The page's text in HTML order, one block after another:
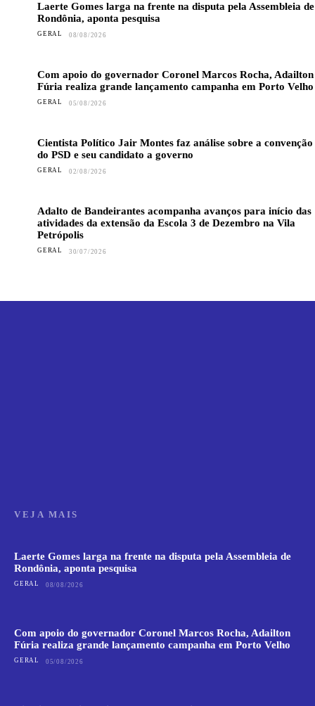
Laerte Gomes larga na frente na disputa pela Assembleia de
Rondônia, aponta pesquisa
GERAL 08/08/2026
Com apoio do governador Coronel Marcos Rocha, Adailton
Fúria realiza grande lançamento campanha em Porto Velho
GERAL 05/08/2026
Cientista Político Jair Montes faz análise sobre a convenção
do PSD e seu candidato a governo
GERAL 02/08/2026
Adalto de Bandeirantes acompanha avanços para início das
atividades da extensão da Escola 3 de Dezembro na Vila
Petrópolis
GERAL 30/07/2026
VEJA MAIS
Laerte Gomes larga na frente na disputa pela Assembleia de
Rondônia, aponta pesquisa
GERAL 08/08/2026
Com apoio do governador Coronel Marcos Rocha, Adailton
Fúria realiza grande lançamento campanha em Porto Velho
GERAL 05/08/2026